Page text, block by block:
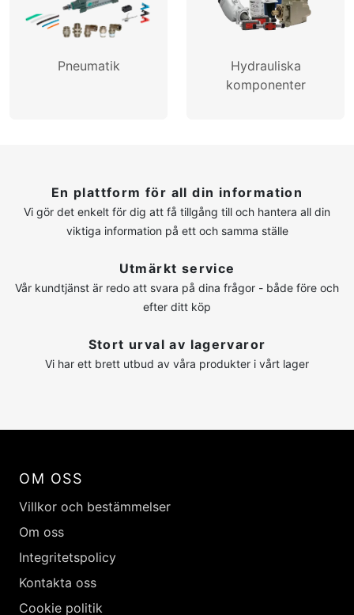
Pneumatik
Hydrauliska
komponenter
En plattform för all din information
Vi gör det enkelt för dig att få tillgång till och hantera all din
viktiga information på ett och samma ställe
Utmärkt service
Vår kundtjänst är redo att svara på dina frågor - både före och
efter ditt köp
Stort urval av lagervaror
Vi har ett brett utbud av våra produkter i vårt lager
OM OSS
Villkor och bestämmelser
Om oss
Integritetspolicy
Kontakta oss
Cookie politik